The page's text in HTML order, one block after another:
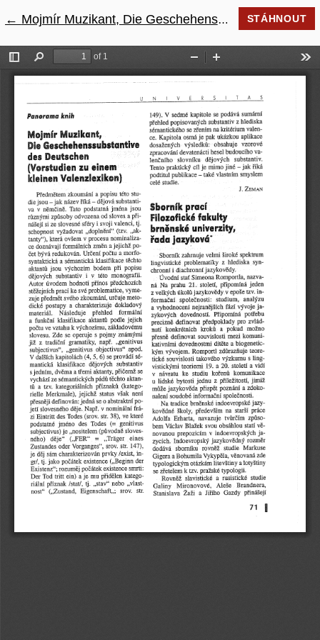
← Návrat na podrobnosti článku
Mojmír Muzikant, Die Geschehenssubstantive des Deutschen (Verstudien zu einem kleinem Valenzlexikon) STÁHNOUT